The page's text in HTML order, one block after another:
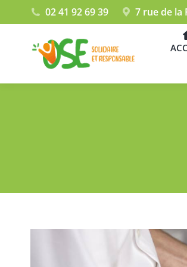
02 41 92 69 39 7 rue de la